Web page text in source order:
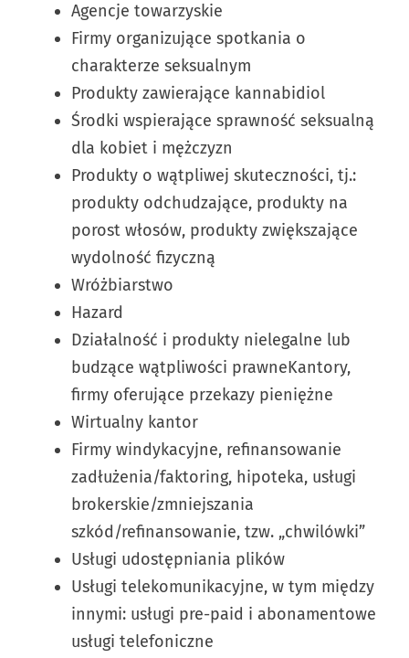
Agencje towarzyskie
Firmy organizujące spotkania o
charakterze seksualnym
Produkty zawierające kannabidiol
Środki wspierające sprawność seksualną
dla kobiet i mężczyzn
Produkty o wątpliwej skuteczności, tj.:
produkty odchudzające, produkty na
porost włosów, produkty zwiększające
wydolność fizyczną
Wróżbiarstwo
Hazard
Działalność i produkty nielegalne lub
budzące wątpliwości prawneKantory,
firmy oferujące przekazy pieniężne
Wirtualny kantor
Firmy windykacyjne, refinansowanie
zadłużenia/faktoring, hipoteka, usługi
brokerskie/zmniejszania
szkód/refinansowanie, tzw. „chwilówki”
Usługi udostępniania plików
Usługi telekomunikacyjne, w tym między
innymi: usługi pre-paid i abonamentowe
usługi telefoniczne